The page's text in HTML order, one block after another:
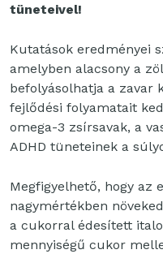
tüneteivel!
Kutatások eredményei
amelyben alacsony a
befolyásolhatja a zavar
fejlődési folyamatait
omega-3 zsírsavak, a
ADHD tüneteinek a
Megfigyelhető, hogy az
nagymértékben
a cukorral édesített
mennyiségű cukor